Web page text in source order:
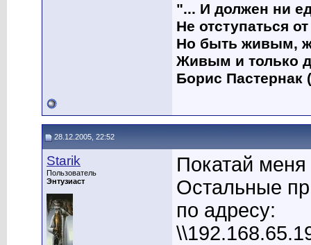
"... И должен ни
Не отступаться
Но быть живым,
Живым и только
Борис Пастернак
28.12.2005, 22:52
Starik
Пользователь
Энтузиаст
Покатай
Остальные
по адресу: